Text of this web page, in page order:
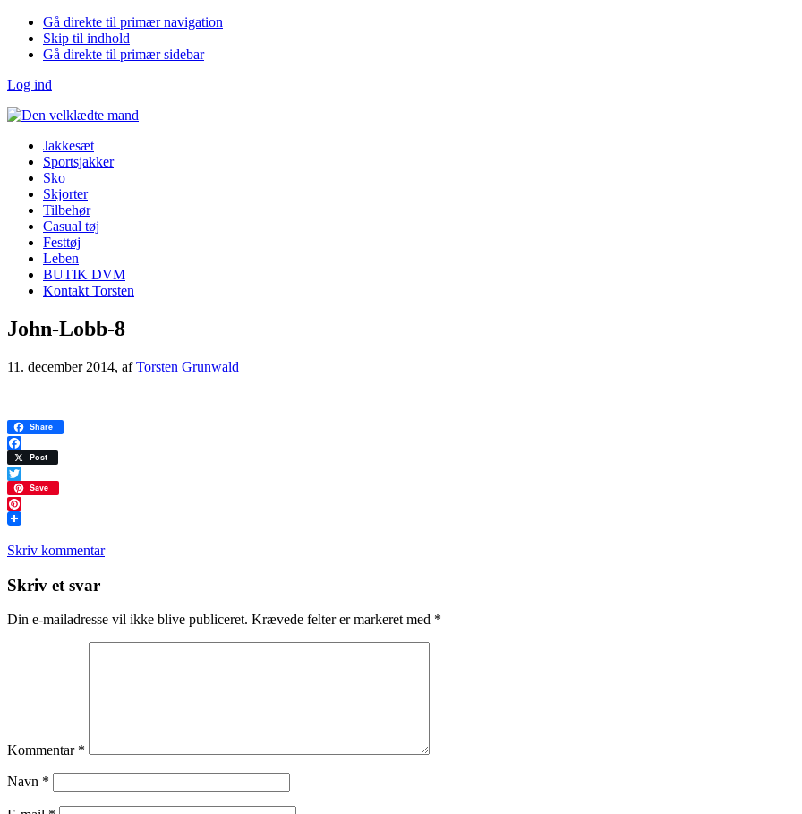
Gå direkte til primær navigation
Skip til indhold
Gå direkte til primær sidebar
Log ind
Jakkesæt
Sportsjakker
Sko
Skjorter
Tilbehør
Casual tøj
Festtøj
Leben
BUTIK DVM
Kontakt Torsten
John-Lobb-8
11. december 2014, afTorsten Grunwald
Share
Facebook
Post
Twitter
Save
Pinterest
Skriv kommentar
Læserinteraktioner
Skriv et svar
Din e-mailadresse vil ikke blive publiceret. Krævede felter er markeret med *
Kommentar *
Navn *